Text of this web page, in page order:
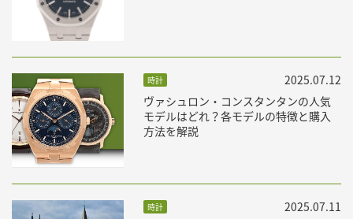
時計
ヴァシュロン・コンスタンタンの人気
モデルはどれ？各モデルの特徴と購入
方法を解説
2025.07.12
時計 2025.07.11